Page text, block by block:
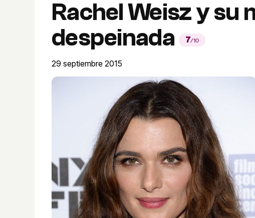
Rachel Weisz y su
despeinada
7/10
29 septiembre 2015